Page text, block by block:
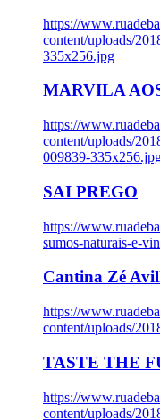
https://
content/uploads/
335x256.jpg
MARVILA
https://
content/uploads/
009839-
SAI PREGO
https://
sumos-naturais-e-
Cantina Zé
https://
content/uploads/
TASTE THE
https://
content/uploads/